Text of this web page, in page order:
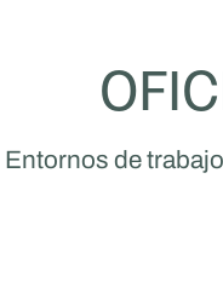
Entornos de